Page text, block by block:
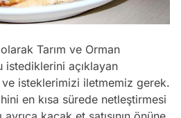
Tarım ve Orman
istediklerini açıklayan
ve isteklerimizi iletmemiz gerek.
en kısa sürede netleştirmesi